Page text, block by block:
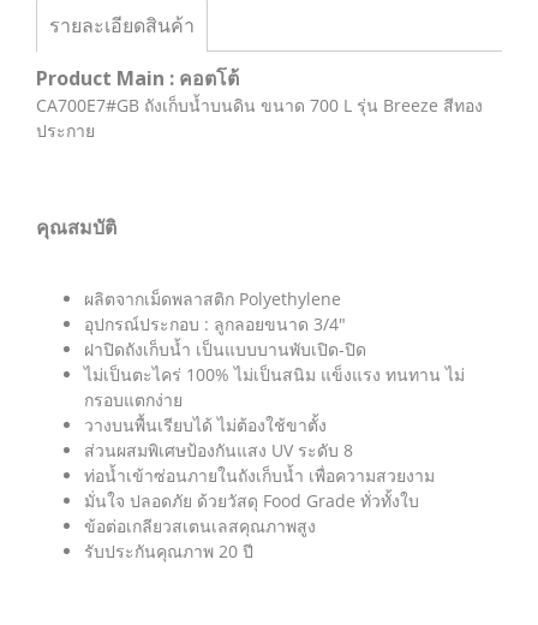
รายละเอียดสินค้า
Product Main : คอตโต้
CA700E7#GB ถังเก็บน้ำบนดิน ขนาด 700 L รุ่น Breeze สีทอง
ประกาย
คุณสมบัติ
ผลิตจากเม็ดพลาสติก Polyethylene
อุปกรณ์ประกอบ : ลูกลอยขนาด 3/4″
ฝาปิดถังเก็บน้ำ เป็นแบบบานพับเปิด-ปิด
ไม่เป็นตะไคร่ 100% ไม่เป็นสนิม แข็งแรง ทนทาน ไม่
กรอบแตกง่าย
วางบนพื้นเรียบได้ ไม่ต้องใช้ขาตั้ง
ส่วนผสมพิเศษป้องกันแสง UV ระดับ 8
ท่อน้ำเข้าซ่อนภายในถังเก็บน้ำ เพื่อความสวยงาม
มั่นใจ ปลอดภัย ด้วยวัสดุ Food Grade ทั่วทั้งใบ
ข้อต่อเกลียวสเตนเลสคุณภาพสูง
รับประกันคุณภาพ 20 ปี